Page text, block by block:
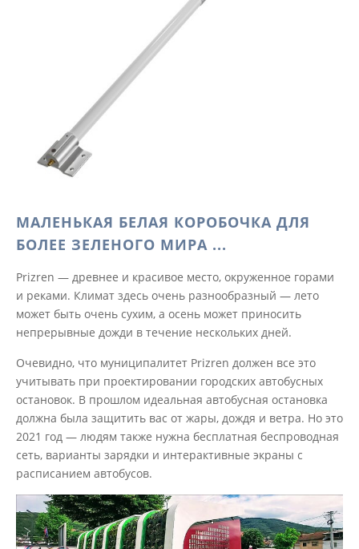
МАЛЕНЬКАЯ БЕЛАЯ КОРОБОЧКА ДЛЯ
БОЛЕЕ ЗЕЛЕНОГО МИРА ...
Prizren — древнее и красивое место, окруженное горами
и реками. Климат здесь очень разнообразный — лето
может быть очень сухим, а осень может приносить
непрерывные дожди в течение нескольких дней.
Очевидно, что муниципалитет Prizren должен все это
учитывать при проектировании городских автобусных
остановок. В прошлом идеальная автобусная остановка
должна была защитить вас от жары, дождя и ветра. Но это
2021 год — людям также нужна бесплатная беспроводная
сеть, варианты зарядки и интерактивные экраны с
расписанием автобусов.